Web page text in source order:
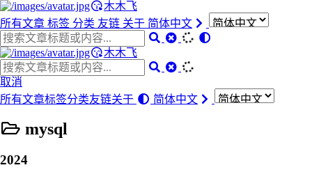
木木飞
所有文章 标签 分类 友链 关于 简体中文
木木飞
取消
所有文章标签分类友链关于 简体中文
mysql
2024